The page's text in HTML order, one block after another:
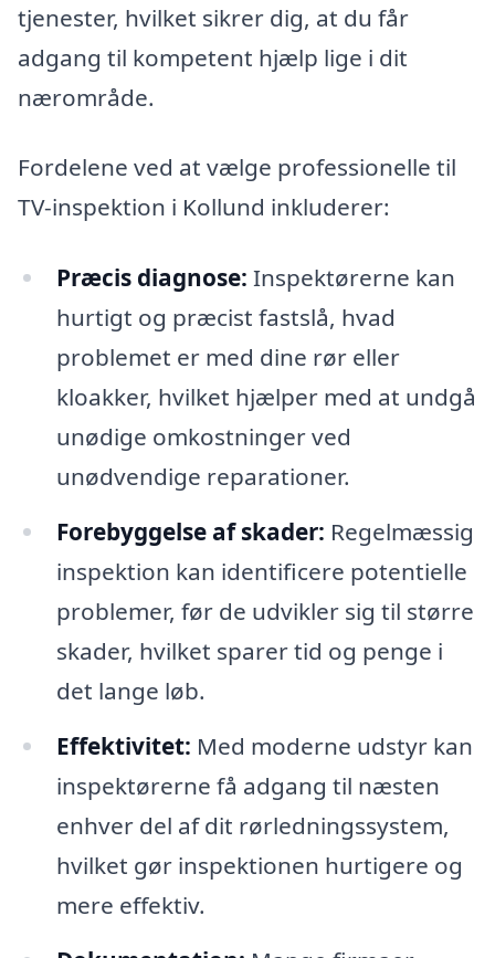
tjenester, hvilket sikrer dig, at du får
adgang til kompetent hjælp lige i dit
nærområde.
Fordelene ved at vælge professionelle til
TV-inspektion i Kollund inkluderer:
Præcis diagnose: Inspektørerne kan
hurtigt og præcist fastslå, hvad
problemet er med dine rør eller
kloakker, hvilket hjælper med at undgå
unødige omkostninger ved
unødvendige reparationer.
Forebyggelse af skader: Regelmæssig
inspektion kan identificere potentielle
problemer, før de udvikler sig til større
skader, hvilket sparer tid og penge i
det lange løb.
Effektivitet: Med moderne udstyr kan
inspektørerne få adgang til næsten
enhver del af dit rørledningssystem,
hvilket gør inspektionen hurtigere og
mere effektiv.